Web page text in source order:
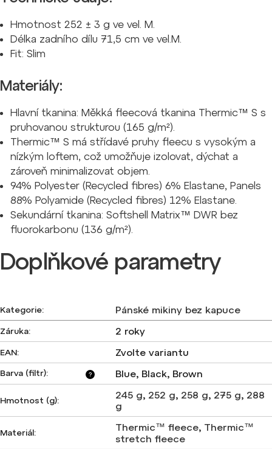
Hmotnost 252 ± 3 g ve vel. M.
Délka zadního dílu 71,5 cm ve vel.M.
Fit: Slim
Materiály:
Hlavní tkanina: Měkká fleecová tkanina Thermic™ S s
pruhovanou strukturou (165 g/m²).
Thermic™ S má střídavé pruhy fleecu s vysokým a
nízkým loftem, což umožňuje izolovat, dýchat a
zároveň minimalizovat objem.
94% Polyester (Recycled fibres) 6% Elastane, Panels
88% Polyamide (Recycled fibres) 12% Elastane.
Sekundární tkanina: Softshell Matrix™ DWR bez
fluorokarbonu (136 g/m²).
Doplňkové parametry
Kategorie: Pánské mikiny bez kapuce
Záruka: 2 roky
EAN: Zvolte variantu
?
Barva (filtr): Blue, Black, Brown
Hmotnost (g): 245 g, 252 g, 258 g, 275 g, 288
g
Materiál: Thermic™ fleece, Thermic™
stretch fleece